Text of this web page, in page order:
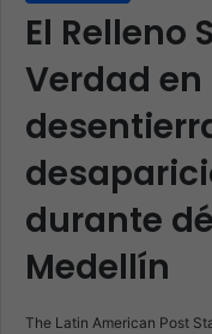
El Relleno
Verdad
durante
Medellín
The Latin American Post